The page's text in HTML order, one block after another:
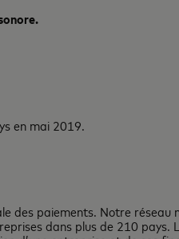
en mai 2019.
des paiements. Notre
dans plus de 210 pays.